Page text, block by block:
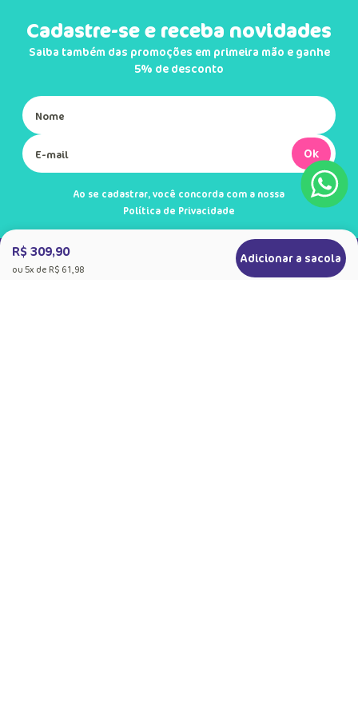
R$ 309,90
ou 5x de R$ 61,98
Adicionar a sacola
Cadastre-se e receba novidades
Saiba também das promoções em primeira mão e ganhe
5% de desconto
Ok
Ao se cadastrar, você concorda com a nossa
Política de Privacidade